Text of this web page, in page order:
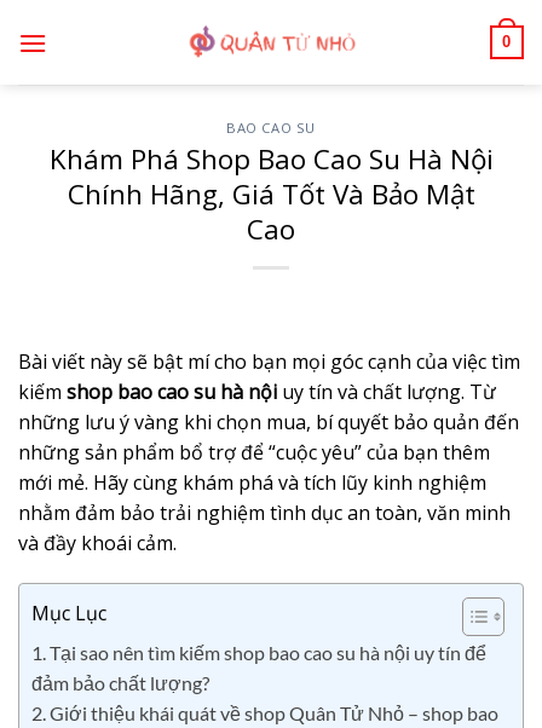
qua
0
BAO CAO SU
Khám Phá Shop Bao Cao Su Hà Nội
Chính Hãng, Giá Tốt Và Bảo Mật
Cao
Bài viết này sẽ bật mí cho bạn mọi góc cạnh của việc tìm
kiếm shop bao cao su hà nội uy tín và chất lượng. Từ
những lưu ý vàng khi chọn mua, bí quyết bảo quản đến
những sản phẩm bổ trợ để “cuộc yêu” của bạn thêm
mới mẻ. Hãy cùng khám phá và tích lũy kinh nghiệm
nhằm đảm bảo trải nghiệm tình dục an toàn, văn minh
và đầy khoái cảm.
Mục Lục
1. Tại sao nên tìm kiếm shop bao cao su hà nội uy tín để
đảm bảo chất lượng?
2. Giới thiệu khái quát về shop Quân Tử Nhỏ – shop bao